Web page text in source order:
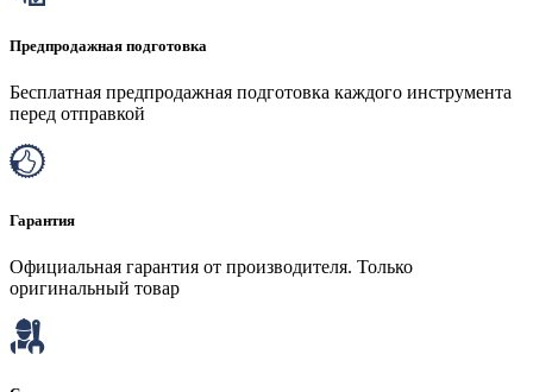
Предпродажная подготовка
Бесплатная предпродажная подготовка каждого инструмента
перед отправкой
Гарантия
Официальная гарантия от производителя. Только
оригинальный товар